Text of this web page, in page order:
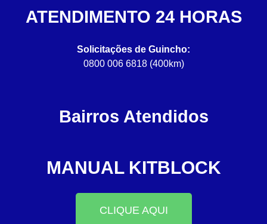
ATENDIMENTO 24 HORAS
Solicitações de Guincho:
0800 006 6818 (400km)
Bairros Atendidos
MANUAL KITBLOCK
CLIQUE AQUI